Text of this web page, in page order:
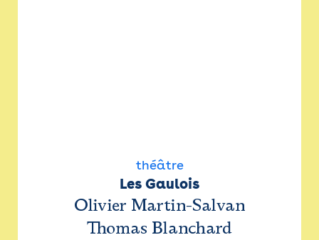
théâtre
Les Gaulois
Olivier Martin-Salvan
Thomas Blanchard